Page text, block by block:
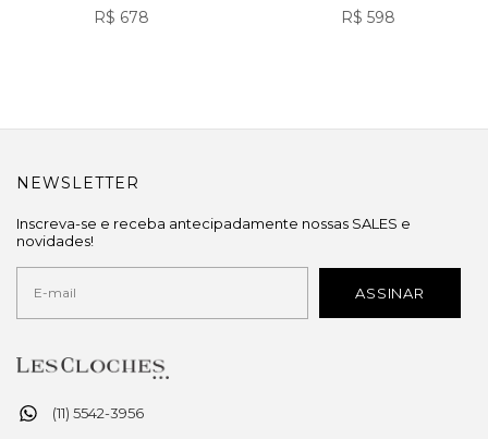
R$ 678 R$ 598
(11) 5542-3956
NEWSLETTER
Inscreva-se e receba antecipadamente nossas SALES e
novidades!